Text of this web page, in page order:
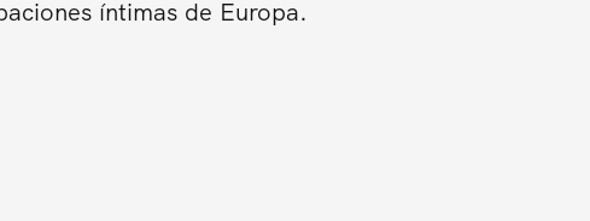
íntimas de Europa.